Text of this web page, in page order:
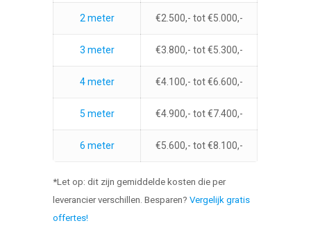
2 meter €2.500,- tot €5.000,-
3 meter €3.800,- tot €5.300,-
4 meter €4.100,- tot €6.600,-
5 meter €4.900,- tot €7.400,-
6 meter €5.600,- tot €8.100,-
*Let op: dit zijn gemiddelde kosten die per
leverancier verschillen. Besparen?Vergelijk gratis
offertes!